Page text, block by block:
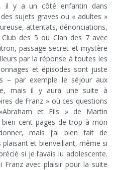
il y a un côté enfantin dans
sujets graves ou « adultes »
attentats, dénonciations,
des 5 ou Clan des 7 avec
passage secret et mystère
par la réponse à toutes les
et épisodes sont juste
– par exemple le séjour aux
mais il y aura une suite à
de Franz » où ces questions
et Fils » de Martin
cent pages de trop à mon
mais j’ai bien fait de
plaisant et bienveillant, même si
si je l’avais lu adolescente.
Franz avec plaisir pour la suite